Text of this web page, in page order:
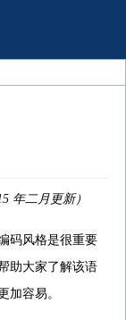
年二月更新）
码风格是很重要
助大家了解该语
加容易。